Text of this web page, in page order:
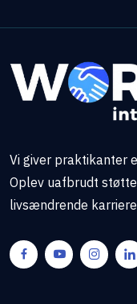
Vi giver praktikanter
Oplev uafbrudt
livsændrende